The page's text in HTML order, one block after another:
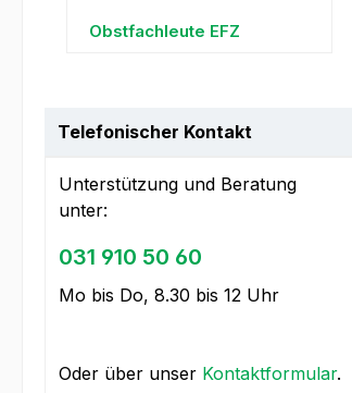
Obstfachleute EFZ
Telefonischer Kontakt
Unterstützung und Beratung
unter:
031 910 50 60
Mo bis Do, 8.30 bis 12 Uhr
Oder über unser Kontaktformular.